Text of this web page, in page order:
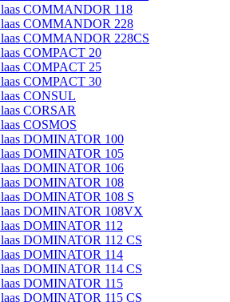
COMMANDOR 118
COMMANDOR 228
COMMANDOR 228CS
COMPACT 20
COMPACT 25
COMPACT 30
CONSUL
CORSAR
COSMOS
DOMINATOR 100
DOMINATOR 105
DOMINATOR 106
DOMINATOR 108
DOMINATOR 108 S
DOMINATOR 108VX
DOMINATOR 112
DOMINATOR 112 CS
DOMINATOR 114
DOMINATOR 114 CS
DOMINATOR 115
DOMINATOR 115 CS